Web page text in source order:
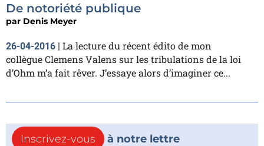
De notoriété publique
par Denis Meyer
26-04-2016 | La lecture du récent édito de mon
collègue Clemens Valens sur les tribulations de la loi
d’Ohm m’a fait rêver. J’essaye alors d’imaginer ce...
Inscrivez-vous
à notre lettre